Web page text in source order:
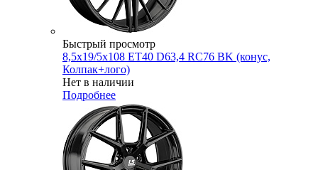
Быстрый просмотр
8,5x19/5x108 ET40 D63,4 RC76 BK (конус,
Колпак+лого)
Нет в наличии
Подробнее